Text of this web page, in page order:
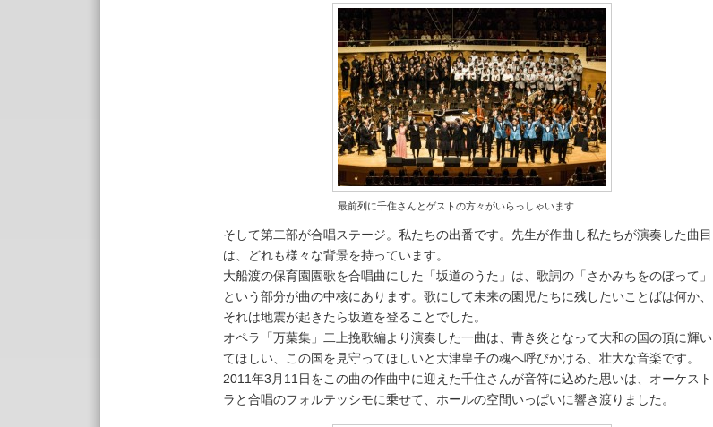
最前列に千住さんとゲストの方々がいらっしゃいます
そして第二部が合唱ステージ。私たちの出番です。先生が作曲し私たちが演奏した曲目
は、どれも様々な背景を持っています。
大船渡の保育園園歌を合唱曲にした「坂道のうた」は、歌詞の「さかみちをのぼって」
という部分が曲の中核にあります。歌にして未来の園児たちに残したいことばは何か、
それは地震が起きたら坂道を登ることでした。
オペラ「万葉集」二上挽歌編より演奏した一曲は、青き炎となって大和の国の頂に輝い
てほしい、この国を見守ってほしいと大津皇子の魂へ呼びかける、壮大な音楽です。
2011年3月11日をこの曲の作曲中に迎えた千住さんが音符に込めた思いは、オーケスト
ラと合唱のフォルテッシモに乗せて、ホールの空間いっぱいに響き渡りました。